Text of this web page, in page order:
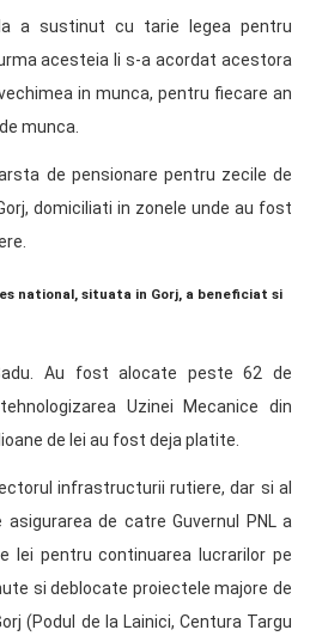
a sustinut cu tarie legea pentru
acesteia li s-a acordat acestora
in munca, pentru fiecare an
munca.
de pensionare pentru zecile de
domiciliati in zonele unde au fost
national, situata in Gorj, a beneficiat si
Au fost alocate peste 62 de
Uzinei Mecanice din
de lei au fost deja platite.
infrastructurii rutiere, dar si al
de catre Guvernul PNL a
lei pentru continuarea lucrarilor pe
si deblocate proiectele majore de
(Podul de la Lainici, Centura Targu